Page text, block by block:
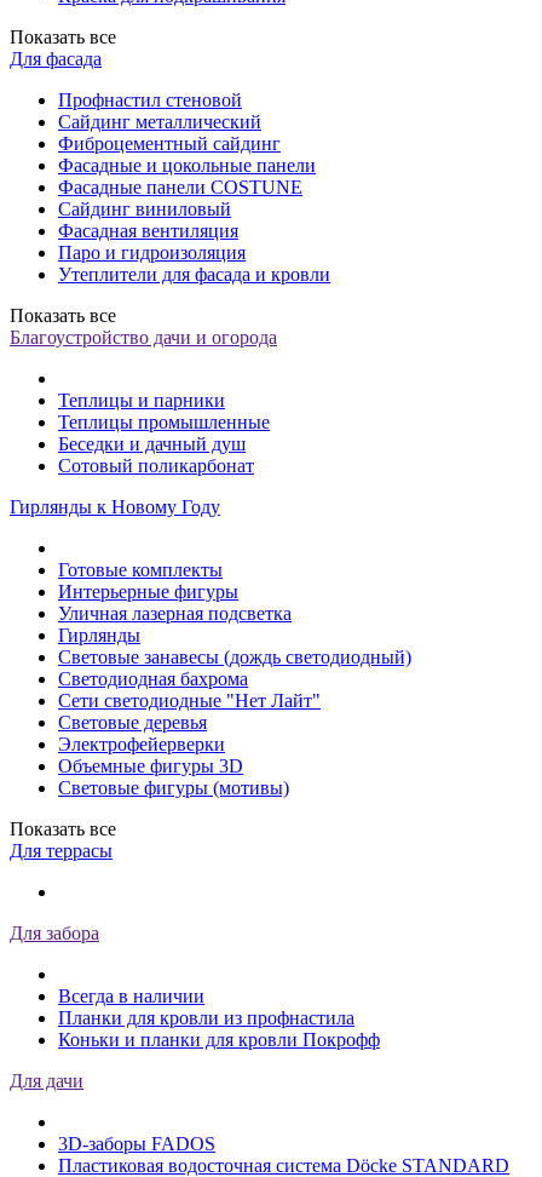
Показать все
Для фасада
Профнастил стеновой
Сайдинг металлический
Фиброцементный сайдинг
Фасадные и цокольные панели
Фасадные панели COSTUNE
Сайдинг виниловый
Фасадная вентиляция
Паро и гидроизоляция
Утеплители для фасада и кровли
Показать все
Благоустройство дачи и огорода
Теплицы и парники
Теплицы промышленные
Беседки и дачный душ
Сотовый поликарбонат
Гирлянды к Новому Году
Готовые комплекты
Интерьерные фигуры
Уличная лазерная подсветка
Гирлянды
Световые занавесы (дождь светодиодный)
Светодиодная бахрома
Сети светодиодные "Нет Лайт"
Световые деревья
Электрофейерверки
Объемные фигуры 3D
Световые фигуры (мотивы)
Показать все
Для террасы
Для забора
Всегда в наличии
Планки для кровли из профнастила
Коньки и планки для кровли Покрофф
Для дачи
3D-заборы FADOS
Пластиковая водосточная система Döcke STANDARD